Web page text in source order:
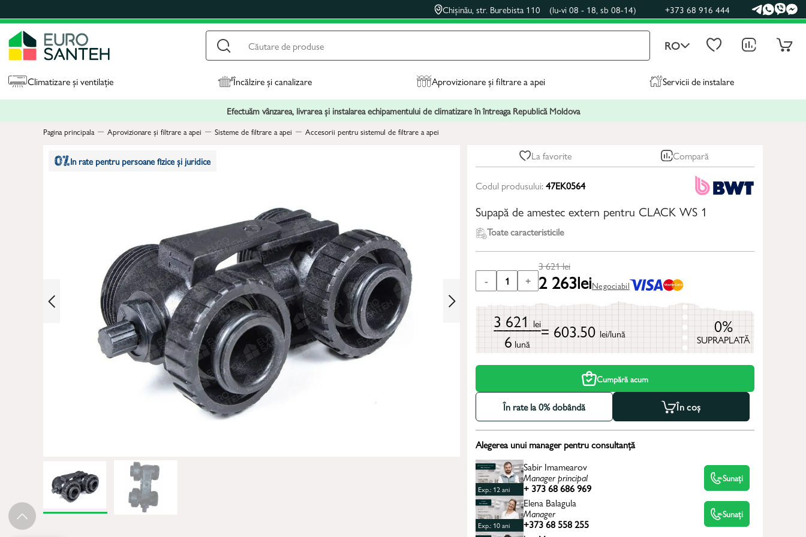
Chișinău, str. Burebista 110 (lu-vi 08 - 18, sb 08-14) +373 68 916 444
RO
Climatizare și ventilație Încălzire și canalizare Aprovizionare și filtrare a apei Servicii de instalare
Efectuăm vânzarea, livrarea și instalarea echipamentului de climatizare în întreaga Republică Moldova
Pagina principala Aprovizionare și filtrare a apei Sisteme de filtrare a apei Accesorii pentru sistemul de filtrare a apei
In rate pentru persoane fizice și juridice La favorite Compară
Codul produsului:47EK0564
Supapă de amestec extern pentru CLACK WS 1
Toate caracteristicile
- 1 +
3 621lei
2 263leiNegociabil
3 621 lei
6 lună
= 603.50 lei/lună 0%
SUPRAPLATĂ
Cumpără acum
În rate la 0% dobândă În coș
Alegerea unui manager pentru consultanță
Exp.: 12 ani
Sabir Imamearov
Manager principal
+ 373 68 686 969
Sunați
Exp.: 10 ani
Elena Balagula
Manager
+373 68 558 255
Sunați